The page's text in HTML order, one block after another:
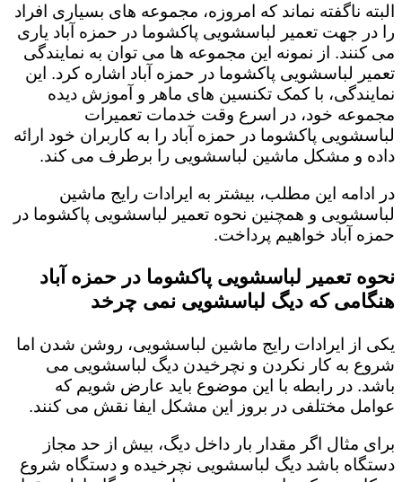
البته ناگفته نماند که امروزه، مجموعه های بسیاری افراد
را در جهت تعمیر لباسشویی پاکشوما در حمزه آباد یاری
می کنند. از نمونه این مجموعه ها می توان به نمایندگی
تعمیر لباسشویی پاکشوما در حمزه آباد اشاره کرد. این
نمایندگی، با کمک تکنسین های ماهر و آموزش دیده
مجموعه خود، در اسرع وقت خدمات تعمیرات
لباسشویی پاکشوما در حمزه آباد را به کاربران خود ارائه
داده و مشکل ماشین لباسشویی را برطرف می کند.
در ادامه این مطلب، بیشتر به ایرادات رایج ماشین
لباسشویی و همچنین نحوه تعمیر لباسشویی پاکشوما در
حمزه آباد خواهیم پرداخت.
نحوه تعمیر لباسشویی پاکشوما در حمزه آباد
هنگامی که دیگ لباسشویی نمی چرخد
یکی از ایرادات رایج ماشین لباسشویی، روشن شدن اما
شروع به کار نکردن و نچرخیدن دیگ لباسشویی می
باشد. در رابطه با این موضوع باید عارض شویم که
عوامل مختلفی در بروز این مشکل ایفا نقش می کنند.
برای مثال اگر مقدار بار داخل دیگ، بیش از حد مجاز
دستگاه باشد دیگ لباسشویی نچرخیده و دستگاه شروع